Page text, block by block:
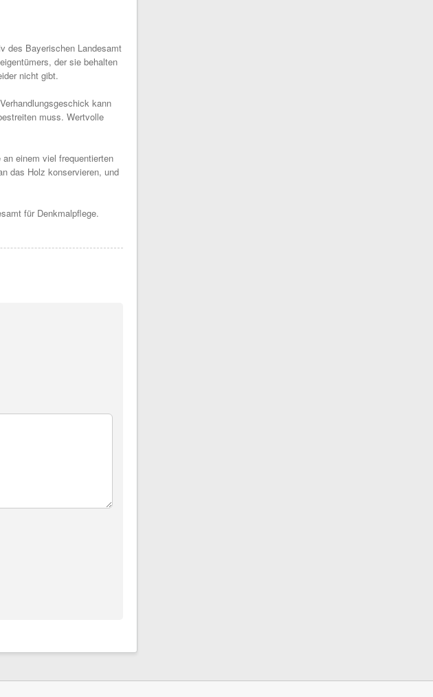
des Bayerischen Landesamt
der sie behalten
nicht gibt.
kann
muss. Wertvolle
einem viel frequentierten
das Holz konservieren, und
für Denkmalpflege.